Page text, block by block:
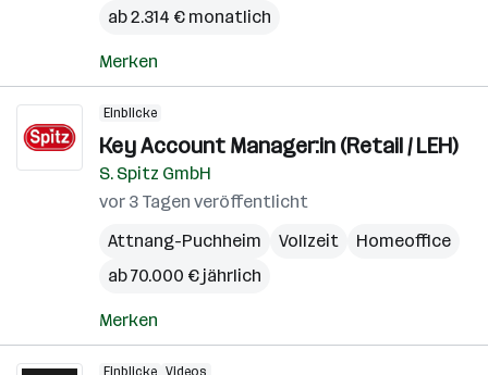
ab 2.314 € monatlich
Merken
Einblicke
Key Account Manager:in (Retail / LEH)
S. Spitz GmbH
vor 3 Tagen veröffentlicht
Attnang-Puchheim
Vollzeit
Homeoffice
ab 70.000 € jährlich
Merken
Einblicke Videos